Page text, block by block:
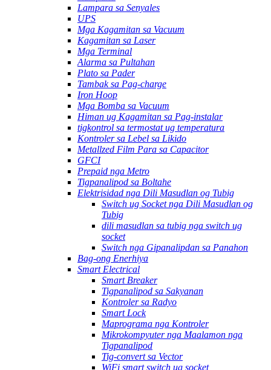
Lampara sa Senyales
UPS
Mga Kagamitan sa Vacuum
Kagamitan sa Laser
Mga Terminal
Alarma sa Pultahan
Plato sa Pader
Tambak sa Pag-charge
Iron Hoop
Mga Bomba sa Vacuum
Himan ug Kagamitan sa Pag-instalar
tigkontrol sa termostat ug temperatura
Kontroler sa Lebel sa Likido
Metallzed Film Para sa Capacitor
GFCI
Prepaid nga Metro
Tigpanalipod sa Boltahe
Elektrisidad nga Dili Masudlan og Tubig
Switch ug Socket nga Dili Masudlan og
Tubig
dili masudlan sa tubig nga switch ug
socket
Switch nga Gipanalipdan sa Panahon
Bag-ong Enerhiya
Smart Electrical
Smart Breaker
Tigpanalipod sa Sakyanan
Kontroler sa Radyo
Smart Lock
Maprograma nga Kontroler
Mikrokompyuter nga Maalamon nga
Tigpanalipod
Tig-convert sa Vector
WiFi smart switch ug socket